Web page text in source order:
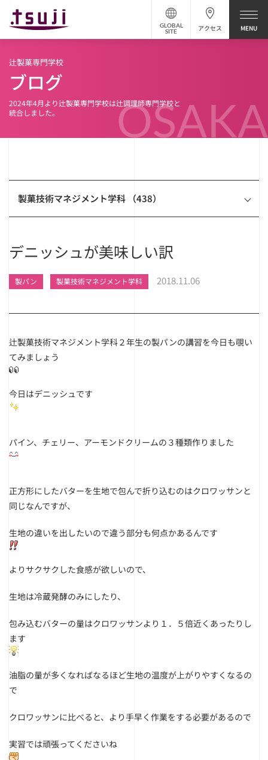
アクセス
GLOBAL
SITE
OSAKA
辻製菓専門学校
ブログ
2024年4月より辻製菓専門学校は辻調理師専門学校と
統合しました。
製菓技術マネジメント学科 （438）
デニッシュが美味しい訳
製パン 製菓技術マネジメント学科 2018.11.06
辻製菓技術マネジメント学科２年生の製パンの講習を今日も覗い
てみましょう
今日はデニッシュです
パイン、チェリー、アーモンドクリームの３種類作りました
正方形にしたバターを生地で包んで折り込むのはクロワッサンと
同じなんですが、
生地の違いを出したいので違う部分も何点かあるんです
よりサクサクした食感が欲しいので、
生地は冷蔵発酵のみにしたり、
包み込むバターの量はクロワッサンより１．５倍近くあったりし
ます
油脂の量が多くなればなるほど生地の温度が上がりやすくなるの
で
クロワッサンに比べると、より手早く作業をする必要があるので
実習では頑張ってくださいね